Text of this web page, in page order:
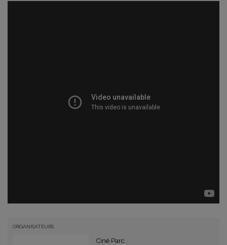
ORGANISATEURS
Ciné Parc